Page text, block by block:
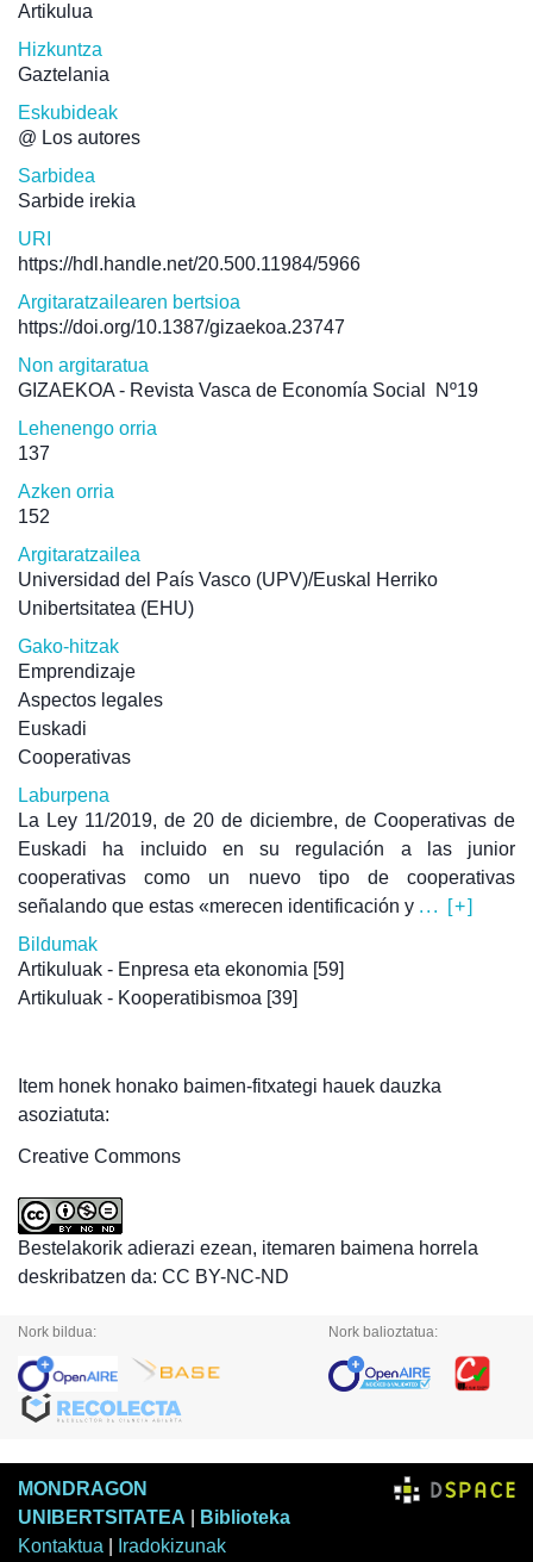
Artikulua
Hizkuntza
Gaztelania
Eskubideak
@ Los autores
Sarbidea
Sarbide irekia
URI
https://hdl.handle.net/20.500.11984/5966
Argitaratzailearen bertsioa
https://doi.org/10.1387/gizaekoa.23747
Non argitaratua
GIZAEKOA - Revista Vasca de Economía Social
Nº19
Lehenengo orria
137
Azken orria
152
Argitaratzailea
Universidad del País Vasco (UPV)/Euskal Herriko
Unibertsitatea (EHU)
Gako-hitzak
Emprendizaje
Aspectos legales
Euskadi
Cooperativas
Laburpena
La Ley 11/2019, de 20 de diciembre, de Cooperativas de
Euskadi ha incluido en su regulación a las junior
cooperativas como un nuevo tipo de cooperativas
señalando que estas «merecen identificación y ... [+]
Bildumak
Artikuluak - Enpresa eta ekonomia [59]
Artikuluak - Kooperatibismoa [39]
Item honek honako baimen-fitxategi hauek dauzka
asoziatuta:
Creative Commons
Bestelakorik adierazi ezean, itemaren baimena horrela
deskribatzen da: CC BY-NC-ND
Nork bildua: Nork balioztatua:
MONDRAGON
UNIBERTSITATEA
Biblioteka
Kontaktua
Iradokizunak